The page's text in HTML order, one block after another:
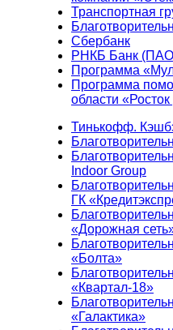
Транспортная
Сбербанк
РНКБ Банк
Программа
Программа
области
Тинькофф.
Indoor Group
ГК
«Дорожная
«Болта»
«Квартал-18»
«Галактика»